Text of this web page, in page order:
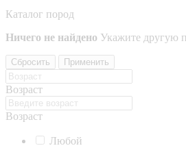
Каталог пород
Ничего не найдено Укажите другую
Сбросить Применить
Возраст
Возраст
Любой